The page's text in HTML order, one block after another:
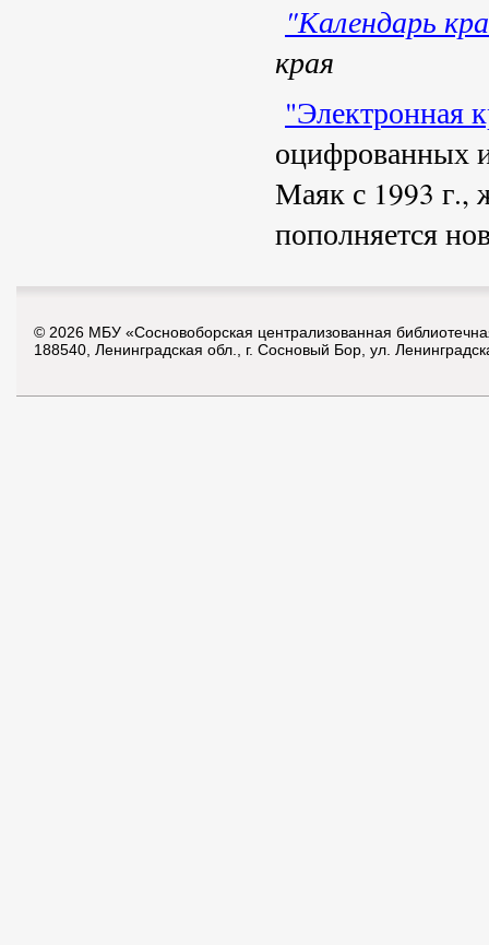
"Календарь
края
"Электронная
оцифрованных
Маяк с 1993 г.,
пополняется
© 2026 МБУ «Сосновоборская централизованная
188540, Ленинградская обл., г. Сосновый Бор, ул.